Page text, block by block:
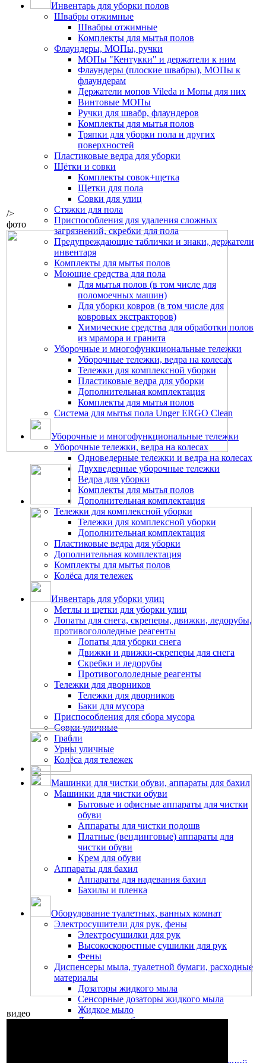
Инвентарь для уборки полов
Швабры отжимные
Швабры отжимные
Комплекты для мытья полов
Флаундеры, МОПы, ручки
МОПы "Кентукки" и держатели к ним
Флаундеры (плоские швабры), МОПы к
флаундерам
Держатели мопов Vileda и Мопы для них
Винтовые МОПы
Ручки для швабр, флаундеров
Комплекты для мытья полов
Тряпки для уборки пола и других
поверхностей
Пластиковые ведра для уборки
Щётки и совки
Комплекты совок+щетка
Щетки для пола
Совки для улиц
Стяжки для пола
Приспособления для удаления сложных
загрязнений, скребки для пола
Предупреждающие таблички и знаки, держатели
инвентаря
Комплекты для мытья полов
Моющие средства для пола
Для мытья полов (в том числе для
поломоечных машин)
Для уборки ковров (в том числе для
ковровых экстракторов)
Химические средства для обработки полов
из мрамора и гранита
Уборочные и многофункциональные тележки
Уборочные тележки, ведра на колесах
Тележки для комплексной уборки
Пластиковые ведра для уборки
Дополнительная комплектация
Комплекты для мытья полов
Система для мытья пола Unger ERGO Clean
Уборочные и многофункциональные тележки
Уборочные тележки, ведра на колесах
Одноведерные тележки и ведра на колесах
Двухведерные уборочные тележки
Ведра для уборки
Комплекты для мытья полов
Дополнительная комплектация
Тележки для комплексной уборки
Тележки для комплексной уборки
Дополнительная комплектация
Пластиковые ведра для уборки
Дополнительная комплектация
Комплекты для мытья полов
Колёса для тележек
Инвентарь для уборки улиц
Метлы и щетки для уборки улиц
Лопаты для снега, скреперы, движки, ледорубы,
противогололедные реагенты
Лопаты для уборки снега
Движки и движки-скреперы для снега
Скребки и ледорубы
Противогололедные реагенты
Тележки для дворников
Тележки для дворников
Баки для мусора
Приспособления для сбора мусора
Совки уличные
Грабли
Урны уличные
Колёса для тележек
Машинки для чистки обуви, аппараты для бахил
Машинки для чистки обуви
Бытовые и офисные аппараты для чистки
обуви
Аппараты для чистки подошв
Платные (вендинговые) аппараты для
чистки обуви
Крем для обуви
Аппараты для бахил
Аппараты для надевания бахил
Бахилы и пленка
Оборудование туалетных, ванных комнат
Электросушители для рук, фены
Электросушилки для рук
Высокоскоростные сушилки для рук
Фены
Диспенсеры мыла, туалетной бумаги, расходные
материалы
Дозаторы жидкого мыла
Сенсорные дозаторы жидкого мыла
Жидкое мыло
Диспенсеры бумажных полотенец
/>
фото
видео